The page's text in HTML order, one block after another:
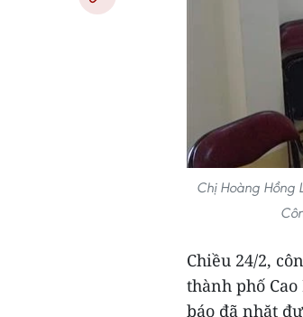
Chị Hoàng Hồng
Chiều 24/2,
thành phố
báo đã nhặt